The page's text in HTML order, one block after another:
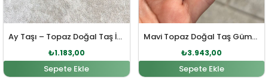
Ay Taşı – Topaz Doğal Taş İpli Bileklik
₺1.183,00
Sepete Ekle
Mavi Topaz Doğal Taş Gümüş Bileklik
₺3.943,00
Sepete Ekle